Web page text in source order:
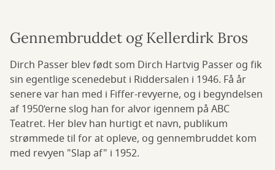
Gennembruddet og Kellerdirk Bros
Dirch Passer blev født som Dirch Hartvig Passer og fik
sin egentlige scenedebut i Riddersalen i 1946. Få år
senere var han med i Fiffer-revyerne, og i begyndelsen
af 1950’erne slog han for alvor igennem på ABC
Teatret. Her blev han hurtigt et navn, publikum
strømmede til for at opleve, og gennembruddet kom
med revyen "Slap af" i 1952.